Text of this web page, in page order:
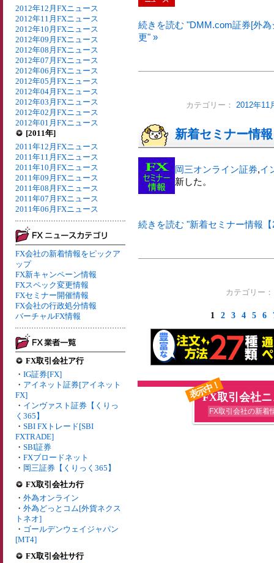
2012年12月FXニュース
2012年11月FXニュース
2012年10月FXニュース
2012年09月FXニュース
2012年08月FXニュース
2012年07月FXニュース
2012年06月FXニュース
2012年05月FXニュース
2012年04月FXニュース
2012年03月FXニュース
2012年02月FXニュース
2012年01月FXニュース
[2011年]
2011年12月FXニュース
2011年11月FXニュース
2011年10月FXニュース
2011年09月FXニュース
2011年08月FXニュース
2011年07月FXニュース
2011年06月FXニュース
FX会社の新着情報をピックア
ップ
FX新キャンペーン情報
FXスペック変更情報
FXセミナー開催情報
FX会社の行政処分情報
バーチャルFX情報
FX取引会社ア行
・ IG証券[FX]
・ アイネット証券[アイネット
FX]
・ インヴァスト証券【くりっ
く365】
・ SBI FXトレード[SBI
FXTRADE]
・ SBI証券
・ FXブロードネット
・ 岡三証券【くりっく365】
FX取引会社カ行
・ 外為オンライン
・ 外為どっとコム[外貨ネクス
トネオ]
・ ゴールデンウェイジャパン
[MT4]
FX取引会社サ行
続きを読む "DMM.com証券[外
更" »
カテゴリー： 2012年11
新着セミナー情
岡三オンライン証券,イ
新した。
続きを読む "新着セミナー情報
カテゴリー
1 2 3 4 5 6
表示中！
FX取引会社
FX取引会社の新着